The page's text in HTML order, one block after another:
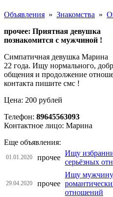
Объявления » Знакомства »
прочее: Приятная девушка
познакомится с мужчиной !
Симпатичная девушка Марина
22 года. Ищу нормального,
общения и продолжение
контакта пишите смс !
Цена: 200 рублей
Телефон: 89645563093
Контактное лицо: Марина
Еще объявления:
01.01.2020 прочее
Ищу
серьёзных
29.04.2020 прочее
Ищу мужчину
отношений